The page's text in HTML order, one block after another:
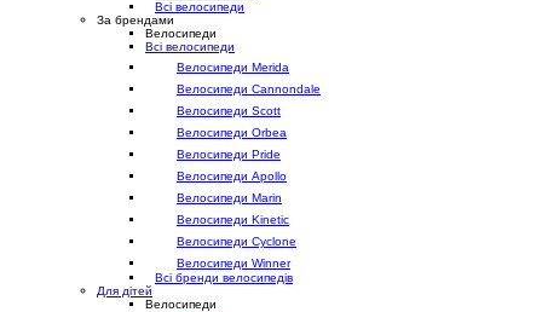
Всі велосипеди
За брендами
Велосипеди
Всі велосипеди
Велосипеди Merida
Велосипеди Cannondale
Велосипеди Scott
Велосипеди Orbea
Велосипеди Pride
Велосипеди Apollo
Велосипеди Marin
Велосипеди Kinetic
Велосипеди Cyclone
Велосипеди Winner
Всі бренди велосипедів
Для дітей
Велосипеди